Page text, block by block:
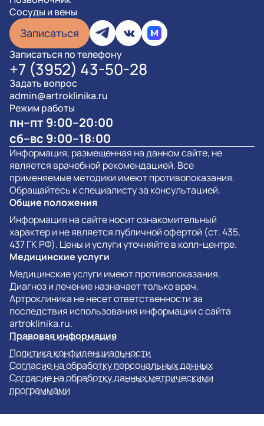
Сосуды и вены
Записаться
Записаться по телефону
+7 (3952) 43-50-28
Задать вопрос
admin@artroklinika.ru
Режим работы
пн–пт 9:00–20:00
сб–вс 9:00–18:00
Информация, размещенная на данном сайте, не
является врачебной рекомендацией. Все
применяемые методики имеют противопоказания.
Обращайтесь к специалисту за консультацией.
Общие положения
Информация на сайте носит ознакомительный
характер и не является публичной офертой (ст. 435,
437 ГК РФ). Цены и услуги уточняйте в колл-центре.
Медицинские услуги
Медицинские услуги имеют противопоказания.
Диагноз и лечение назначает только врач.
Артроклиника не несет ответственности за
последствия использования информации с сайта
artroklinika.ru.
Правовая информация
Политика конфиденциальности
Согласие на обработку персональных данных
Согласие на обработку данных метрическими
программами